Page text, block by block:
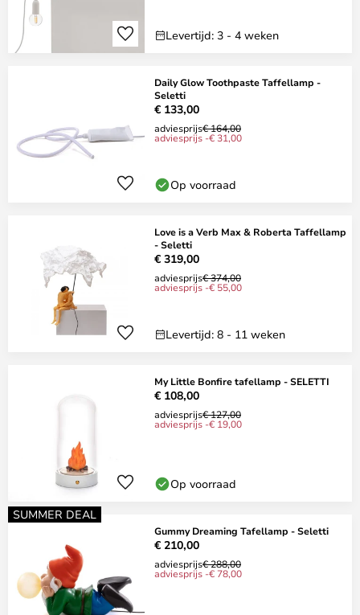
Levertijd: 3 - 4 weken
Daily Glow Toothpaste Taffellamp -
Seletti
€ 133,00
adviesprijs€ 164,00
adviesprijs -€ 31,00
Op voorraad
Love is a Verb Max & Roberta Taffellamp
- Seletti
€ 319,00
adviesprijs€ 374,00
adviesprijs -€ 55,00
Levertijd: 8 - 11 weken
My Little Bonfire tafellamp - SELETTI
€ 108,00
adviesprijs€ 127,00
adviesprijs -€ 19,00
Op voorraad
SUMMER DEAL
Gummy Dreaming Tafellamp - Seletti
€ 210,00
adviesprijs€ 288,00
adviesprijs -€ 78,00